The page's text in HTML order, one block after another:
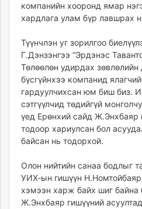
компанийн хооронд ямар
хардлага улам бүр лавшрах
Түүнчлэн уг зорилгоо
Г.Дэнзэнгээ “Эрдэнэс
Төлөөлөн удирдах зөвлөлийн
бүсгүйнхээ компанид
гардуулчихсан юм биш биз.
сэтгүүлчид төдийгүй
үед Ерөнхий сайд Ж.Энхбаяр
тодоор хариулсан бол
байсан нь тодорхой.
Олон нийтийн санаа бодлыг
УИХ-ын гишүүн
хэмээн харж байх шиг байна
Ж.Энхбаяр гишүүний